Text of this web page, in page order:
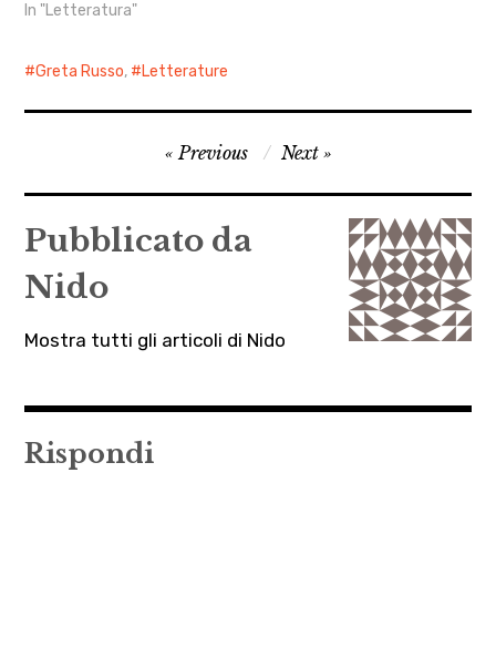
In "Letteratura"
Greta Russo, Letterature
Navigazione
articoli
Previous Next
Pubblicato da
Nido
Mostra tutti gli articoli di Nido
Rispondi